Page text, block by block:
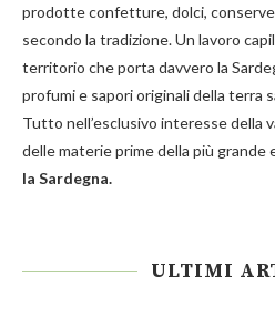
prodotteconfetture, dolci, conserve
secondo la tradizione. Un lavoro
territorio che porta davvero la
profumi e sapori originali della terra
Tutto nell’esclusivo interesse della
delle materie prime della più grande
la Sardegna.
ULTIMI